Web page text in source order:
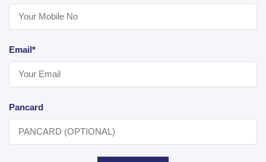
Email*
Pancard